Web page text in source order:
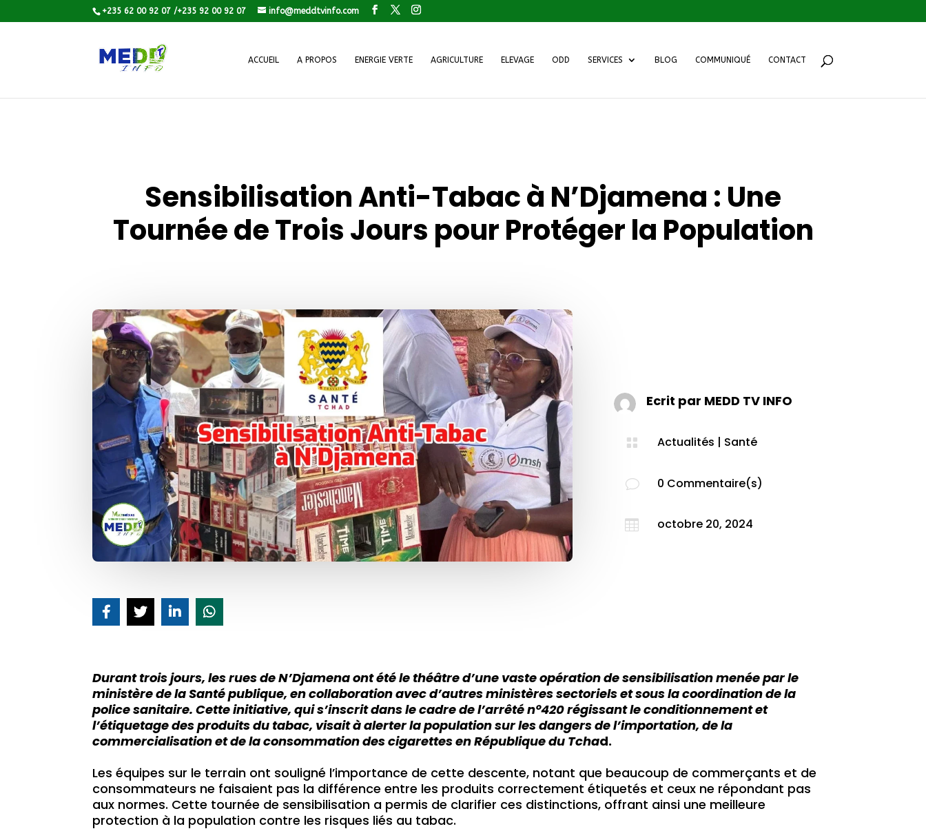
+235 62 00 92 07 /+235 92 00 92 07 info@meddtvinfo.com
ACCUEIL A PROPOS ENERGIE VERTE AGRICULTURE ELEVAGE ODD SERVICES BLOG COMMUNIQUÉ CONTACT
Sensibilisation Anti-Tabac à N’Djamena : Une
Tournée de Trois Jours pour Protéger la Population
Ecrit par MEDD TV INFO
 Actualités | Santé
v 0 Commentaire(s)
 octobre 20, 2024
Durant trois jours, les rues de N’Djamena ont été le théâtre d’une vaste opération de sensibilisation menée par le
ministère de la Santé publique, en collaboration avec d’autres ministères sectoriels et sous la coordination de la
police sanitaire. Cette initiative, qui s’inscrit dans le cadre de l’arrêté n°420 régissant le conditionnement et
l’étiquetage des produits du tabac, visait à alerter la population sur les dangers de l’importation, de la
commercialisation et de la consommation des cigarettes en République du Tchad.
Les équipes sur le terrain ont souligné l’importance de cette descente, notant que beaucoup de commerçants et de
consommateurs ne faisaient pas la différence entre les produits correctement étiquetés et ceux ne répondant pas
aux normes. Cette tournée de sensibilisation a permis de clarifier ces distinctions, offrant ainsi une meilleure
protection à la population contre les risques liés au tabac.